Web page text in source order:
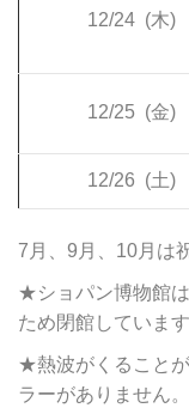
12/24 (木)
12/25 (金)
12/26 (土)
7月、9月、10月は
★ショパン博物館
ため閉館しています
★熱波がくること
ラーがありません